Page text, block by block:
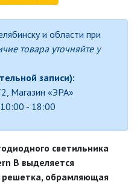
СВЕТИЛЬНИКИ
(SPB-6)
ЭРА МОДЕРН
ИЗОЛЯЦИОННАЯ ЛЕНТА
ИСТОЧНИКИ СВЕТА
и области при
товара уточняйте у
записи):
Магазин «ЭРА»
10:00 - 18:00
светильника
В выделяется
решетка, обрамляющая